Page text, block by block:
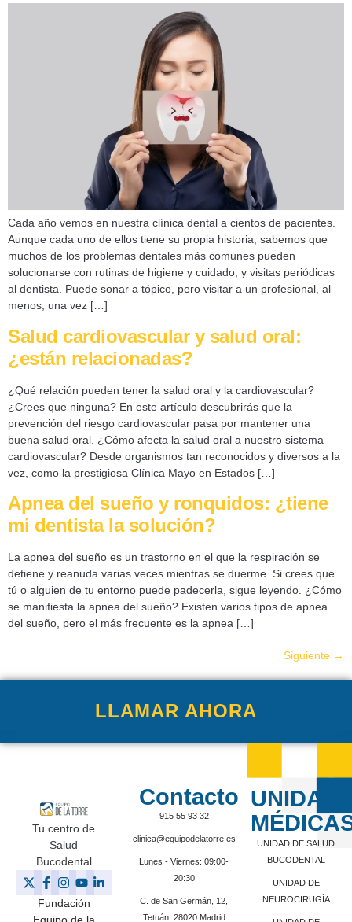
Cada año vemos en nuestra clínica dental a cientos de pacientes.
Aunque cada uno de ellos tiene su propia historia, sabemos que
muchos de los problemas dentales más comunes pueden
solucionarse con rutinas de higiene y cuidado, y visitas periódicas
al dentista. Puede sonar a tópico, pero visitar a un profesional, al
menos, una vez […]
Salud cardiovascular y salud oral:
¿están relacionadas?
¿Qué relación pueden tener la salud oral y la cardiovascular?
¿Crees que ninguna? En este artículo descubrirás que la
prevención del riesgo cardiovascular pasa por mantener una
buena salud oral. ¿Cómo afecta la salud oral a nuestro sistema
cardiovascular? Desde organismos tan reconocidos y diversos a la
vez, como la prestigiosa Clínica Mayo en Estados […]
Apnea del sueño y ronquidos: ¿tiene
mi dentista la solución?
La apnea del sueño es un trastorno en el que la respiración se
detiene y reanuda varias veces mientras se duerme. Si crees que
tú o alguien de tu entorno puede padecerla, sigue leyendo. ¿Cómo
se manifiesta la apnea del sueño? Existen varios tipos de apnea
del sueño, pero el más frecuente es la apnea […]
Siguiente →
LLAMAR AHORA
Tu centro de
Salud
Bucodental
Fundación
Contacto
915 55 93 32
clinica@equipodelatorre.es
Lunes - Viernes: 09:00-
20:30
C. de San Germán, 12,
Tetuán, 28020 Madrid
UNIDAD DE SALUD
BUCODENTAL
UNIDAD DE
NEUROCIRUGÍA